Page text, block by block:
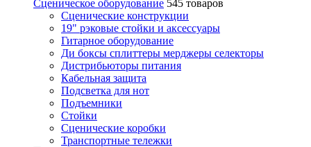
Сценическое оборудование 545 товаров
Сценические конструкции
19" рэковые стойки и аксесcуары
Гитарное оборудование
Ди боксы сплиттеры мерджеры селекторы
Дистрибьюторы питания
Кабельная защита
Подсветка для нот
Подъемники
Стойки
Сценические коробки
Транспортные тележки